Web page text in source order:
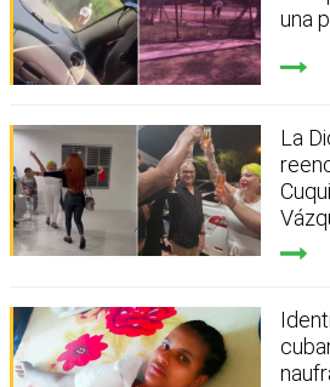
una
La